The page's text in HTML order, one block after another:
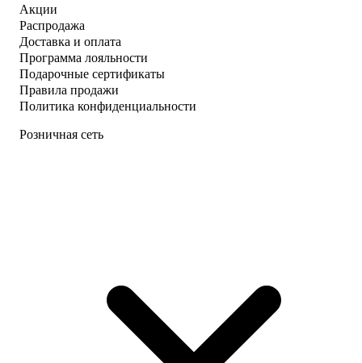
Акции
Распродажа
Доставка и оплата
Программа лояльности
Подарочные сертификаты
Правила продажи
Политика конфиденциальности
Розничная сеть